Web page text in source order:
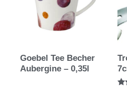
Goebel Tee Becher
Aubergine – 0,35l